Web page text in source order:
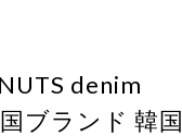
denim
ブランド 韓国